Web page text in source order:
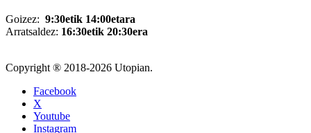
Goizez: 9:30etik 14:00etara
Arratsaldez: 16:30etik 20:30era
Copyright ® 2018-2026 Utopian.
Facebook
X
Youtube
Instagram